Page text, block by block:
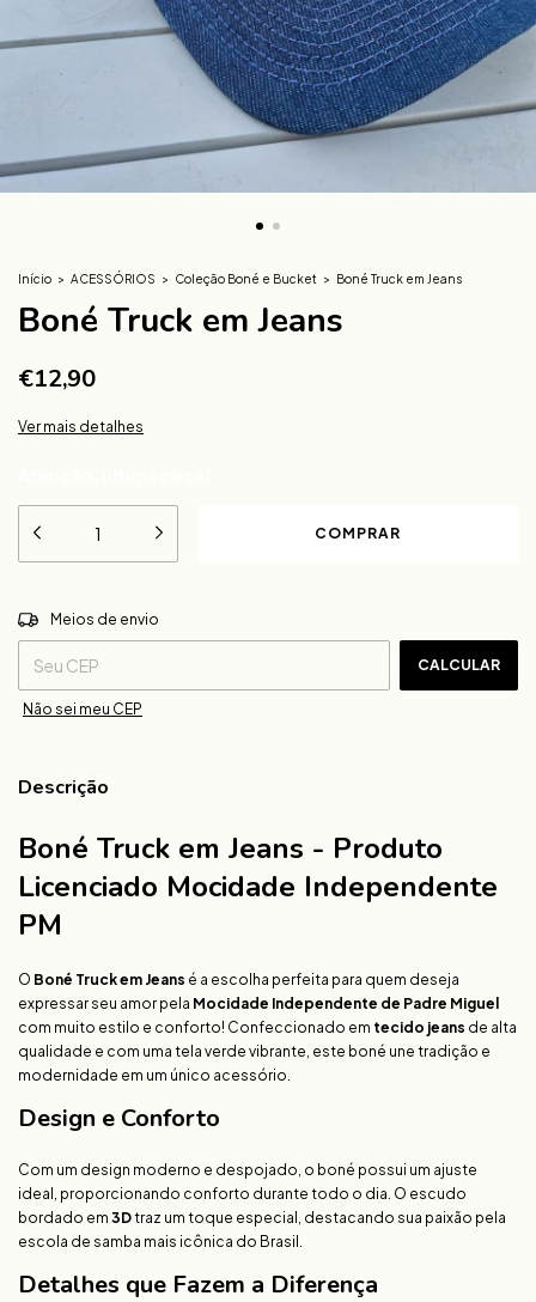
Início > ACESSÓRIOS > Coleção Boné e Bucket > Boné Truck em Jeans
Boné Truck em Jeans
€12,90
Ver mais detalhes
Entregas para o CEP:
Meios de envio
CALCULAR
Não sei meu CEP
Descrição
Boné Truck em Jeans - Produto
Licenciado Mocidade Independente
PM
O Boné Truck em Jeans é a escolha perfeita para quem deseja
expressar seu amor pela Mocidade Independente de Padre Miguel
com muito estilo e conforto! Confeccionado em tecido jeans de alta
qualidade e com uma tela verde vibrante, este boné une tradição e
modernidade em um único acessório.
Design e Conforto
Com um design moderno e despojado, o boné possui um ajuste
ideal, proporcionando conforto durante todo o dia. O escudo
bordado em 3Dtraz um toque especial, destacando sua paixão pela
escola de samba mais icônica do Brasil.
Detalhes que Fazem a Diferença